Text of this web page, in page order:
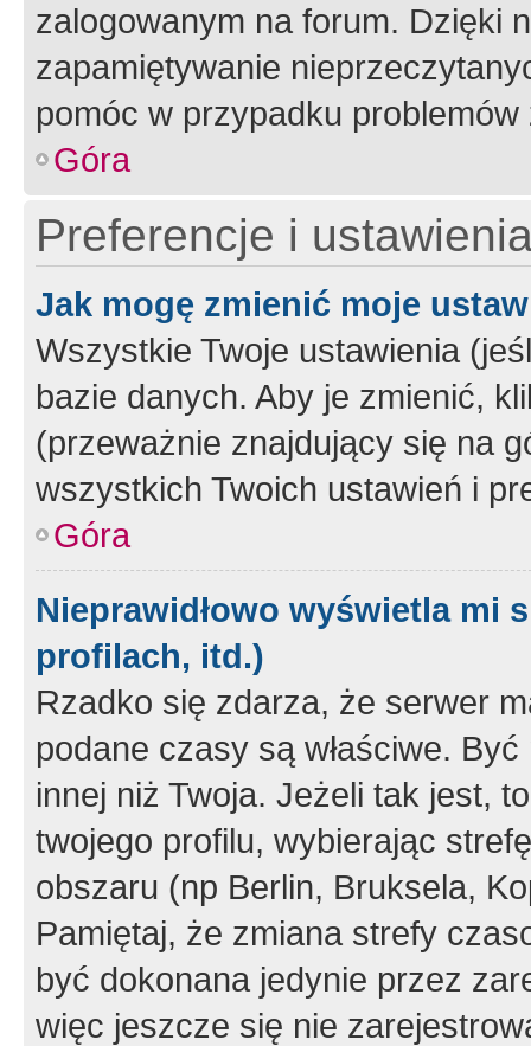
zalogowanym na forum. Dzięki
zapamiętywanie
pomóc w przypadku
Góra
Preferencje i
Jak mogę zmienić moje
Wszystkie Twoje ustawienia
bazie danych. Aby je zmienić,
(przeważnie znajdujący się na
wszystkich Twoich ustawień i
Góra
Nieprawidłowo wyświetla mi
profilach, itd.)
Rzadko się zdarza, że serwer
podane czasy są właściwe.
innej niż Twoja. Jeżeli tak jest,
twojego profilu, wybierając
obszaru (np Berlin, Bruksela,
Pamiętaj, że zmiana strefy
być dokonana jedynie przez
więc jeszcze się nie